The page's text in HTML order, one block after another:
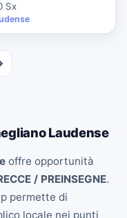
Sx
Laudense
offre opportunità
/ PREINSEGNE.
permette di
locale nei punti